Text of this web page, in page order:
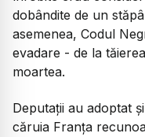
dobândite de un
asemenea, Codul
evadare - de la
moartea.
Deputații au adoptat
căruia Franța